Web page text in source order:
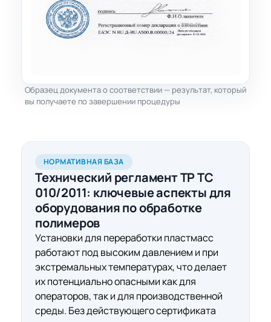
Образец документа о соответствии — результат, который
вы получаете по завершении процедуры
НОРМАТИВНАЯ БАЗА
Технический регламент ТР ТС
010/2011: ключевые аспектыдля
оборудования по обработке
полимеров
Установки для переработки пластмасс
работают под высоким давлением и при
экстремальных температурах, что делает
их потенциально опасными как для
операторов, так и для производственной
среды. Без действующего сертификата